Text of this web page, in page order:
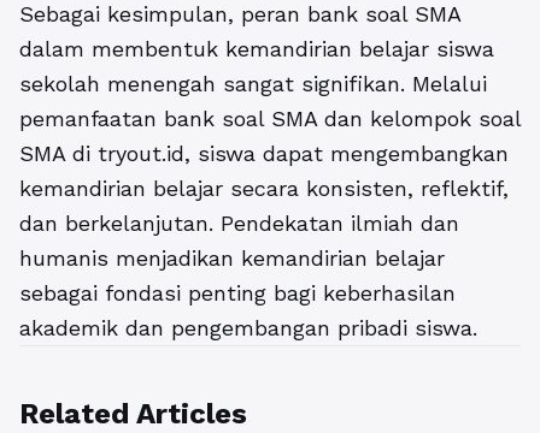
Sebagai kesimpulan, peran bank soal SMA
dalam membentuk kemandirian belajar siswa
sekolah menengah sangat signifikan. Melalui
pemanfaatan bank soal SMA dan kelompok soal
SMA di tryout.id, siswa dapat mengembangkan
kemandirian belajar secara konsisten, reflektif,
dan berkelanjutan. Pendekatan ilmiah dan
humanis menjadikan kemandirian belajar
sebagai fondasi penting bagi keberhasilan
akademik dan pengembangan pribadi siswa.
Related Articles